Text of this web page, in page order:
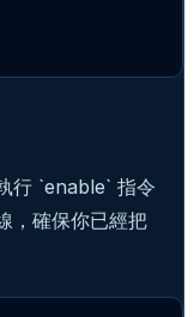
行 `enable` 指令
，確保你已經把